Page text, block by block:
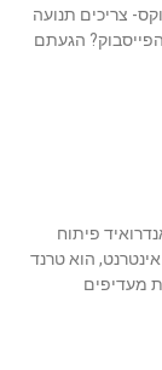
צריכים תנועה
הגעתם
לאנדרואיד פיתוח
הוא טרנד
מעדיפים